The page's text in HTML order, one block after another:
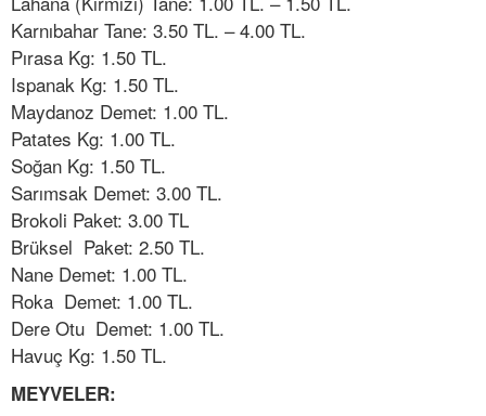
Karnıbahar Tane: 3.50 TL. – 4.00 TL.
Pırasa Kg: 1.50 TL.
Ispanak Kg: 1.50 TL.
Maydanoz Demet: 1.00 TL.
Patates Kg: 1.00 TL.
Soğan Kg: 1.50 TL.
Sarımsak Demet: 3.00 TL.
Brokoli Paket: 3.00 TL
Brüksel Paket: 2.50 TL.
Nane Demet: 1.00 TL.
Roka Demet: 1.00 TL.
Dere Otu Demet: 1.00 TL.
Havuç Kg: 1.50 TL.
MEYVELER: